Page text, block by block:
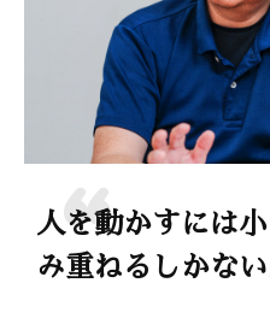
人を動かすには
み重ねるしかない